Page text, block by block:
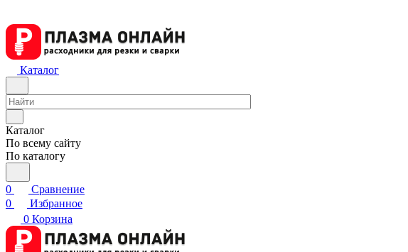
Каталог
Каталог
По всему сайту
По каталогу
0
Сравнение
0
Избранное
0 Корзина